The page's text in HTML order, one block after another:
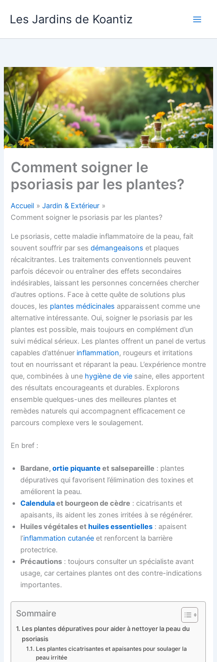
Les Jardins de Koantiz
Comment soigner le
psoriasis par les plantes?
Accueil
Jardin & Extérieur
Comment soigner le psoriasis par les plantes?
Le psoriasis, cette maladie inflammatoire de la peau, fait
souvent souffrir par sesdémangeaisons et plaques
récalcitrantes. Les traitements conventionnels peuvent
parfois décevoir ou entraîner des effets secondaires
indésirables, laissant les personnes concernées chercher
d’autres options. Face à cette quête de solutions plus
douces, les plantes médicinales apparaissent comme une
alternative intéressante. Oui, soigner le psoriasis par les
plantes est possible, mais toujours en complément d’un
suivi médical sérieux. Les plantes offrent un panel de vertus
capables d’atténuer inflammation, rougeurs et irritations
tout en nourrissant et réparant la peau. L’expérience montre
que, combinées à une hygiène de vie saine, elles apportent
des résultats encourageants et durables. Explorons
ensemble quelques-unes des meilleures plantes et
remèdes naturels qui accompagnent efficacement ce
parcours complexe vers le soulagement.
En bref :
Bardane,ortie piquante et salsepareille : plantes
dépuratives qui favorisent l’élimination des toxines et
améliorent la peau.
Calendulaet bourgeon de cèdre : cicatrisants et
apaisants, ils aident les zones irritées à se régénérer.
Huiles végétales et huiles essentielles : apaisent
l’inflammation cutanée et renforcent la barrière
protectrice.
Précautions : toujours consulter un spécialiste avant
usage, car certaines plantes ont des contre-indications
importantes.
Sommaire
Les plantes dépuratives pour aider à nettoyer la peau du
psoriasis
Les plantes cicatrisantes et apaisantes pour soulager la
peau irritée